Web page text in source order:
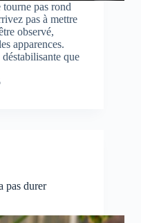
tourne pas rond
pas à mettre
observé,
apparences.
que
pas durer